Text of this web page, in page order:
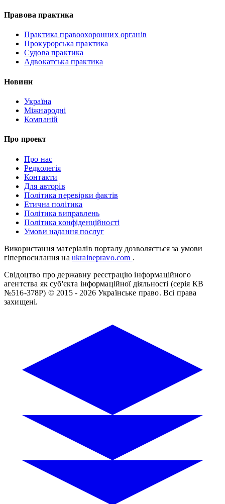
Правова практика
Практика правоохоронних органів
Прокурорська практика
Судова практика
Адвокатська практика
Новини
Україна
Міжнародні
Компаній
Про проект
Про нас
Редколегія
Контакти
Для авторів
Політика перевірки фактів
Етична політика
Політика виправлень
Політика конфіденційності
Умови надання послуг
Використання матеріалів порталу дозволяється за умови
гіперпосилання на ukrainepravo.com .
Свідоцтво про державну реєстрацію інформаційного
агентства як суб'єкта інформаційної діяльності (серія КВ
№516-378Р) © 2015 - 2026 Українське право. Всі права
захищені.